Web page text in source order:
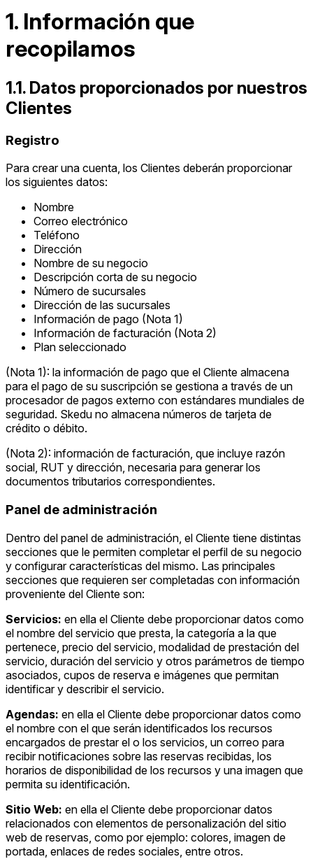
1. Información que
recopilamos
1.1. Datos proporcionados por nuestros
Clientes
Registro
Para crear una cuenta, los Clientes deberán proporcionar
los siguientes datos:
Nombre
Correo electrónico
Teléfono
Dirección
Nombre de su negocio
Descripción corta de su negocio
Número de sucursales
Dirección de las sucursales
Información de pago (Nota 1)
Información de facturación (Nota 2)
Plan seleccionado
(Nota 1): la información de pago que el Cliente almacena
para el pago de su suscripción se gestiona a través de un
procesador de pagos externo con estándares mundiales de
seguridad. Skedu no almacena números de tarjeta de
crédito o débito.
(Nota 2): información de facturación, que incluye razón
social, RUT y dirección, necesaria para generar los
documentos tributarios correspondientes.
Panel de administración
Dentro del panel de administración, el Cliente tiene distintas
secciones que le permiten completar el perfil de su negocio
y configurar características del mismo. Las principales
secciones que requieren ser completadas con información
proveniente del Cliente son:
Servicios: en ella el Cliente debe proporcionar datos como
el nombre del servicio que presta, la categoría a la que
pertenece, precio del servicio, modalidad de prestación del
servicio, duración del servicio y otros parámetros de tiempo
asociados, cupos de reserva e imágenes que permitan
identificar y describir el servicio.
Agendas: en ella el Cliente debe proporcionar datos como
el nombre con el que serán identificados los recursos
encargados de prestar el o los servicios, un correo para
recibir notificaciones sobre las reservas recibidas, los
horarios de disponibilidad de los recursos y una imagen que
permita su identificación.
Sitio Web: en ella el Cliente debe proporcionar datos
relacionados con elementos de personalización del sitio
web de reservas, como por ejemplo: colores, imagen de
portada, enlaces de redes sociales, entre otros.